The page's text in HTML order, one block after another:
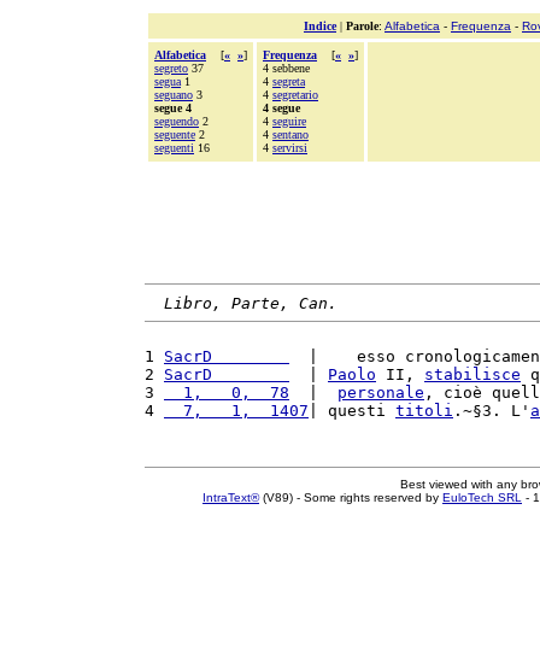
Indice| Parole: Alfabetica - Frequenza -
Alfabetica [« »]
segreto 37
segua 1
seguano 3
segue 4
seguendo 2
seguente 2
seguenti 16
Frequenza [« »]
4 sebbene
4 segreta
4 segretario
4 segue
4 seguire
4 sentano
4 servirsi
Libro, Parte, Can.
1 SacrD
|    esso
2 SacrD Paolo II, stabilisce
3
  1,   0,  78
personale , cioè
4
  7,   1,  1407
| questi titoli .~§3. L'
Best viewed with any
IntraText®(V89) - Some rights reserved by EuloTech SRL -